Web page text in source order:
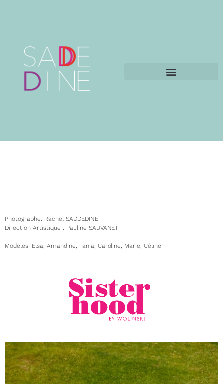
Photographe: Rachel SADDEDINE
Direction Artistique : Pauline SAUVANET
Modèles: Elsa, Amandine, Tania, Caroline, Marie, Céline